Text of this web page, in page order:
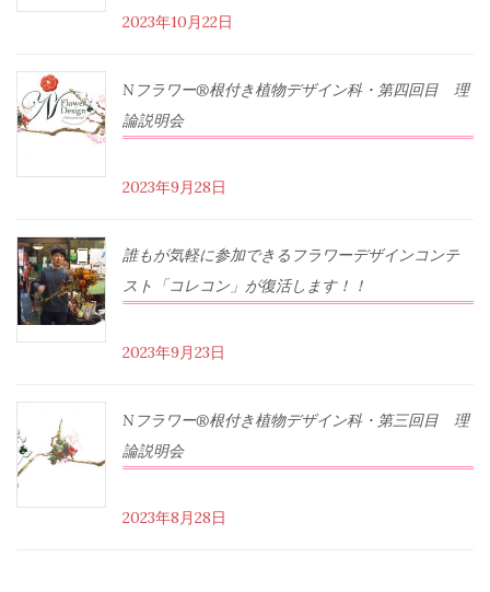
2023年10月22日
Nフラワー®根付き植物デザイン科・第四回目 理
論説明会
2023年9月28日
誰もが気軽に参加できるフラワーデザインコンテ
スト「コレコン」が復活します！！
2023年9月23日
Nフラワー®根付き植物デザイン科・第三回目 理
論説明会
2023年8月28日